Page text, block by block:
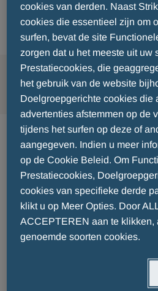
INFECTIOLOGIE
MENU
Geneesmiddelen
PATIËNTENBIJSLUITER
cookies van derden. Naast
cookies die essentieel zijn om
surfen, bevat de site
zorgen dat u het meeste uit uw
Prestatiecookies, die
het gebruik van de website
Doelgroepgerichte cookies die
advertenties afstemmen op de
tijdens het surfen op deze of
aangegeven. Indien u meer
op de Cookie Beleid. Om
Prestatiecookies,
cookies van specifieke derde
klikt u op Meer Opties. Door
ACCEPTEREN aan te klikken,
genoemde soorten cookies.